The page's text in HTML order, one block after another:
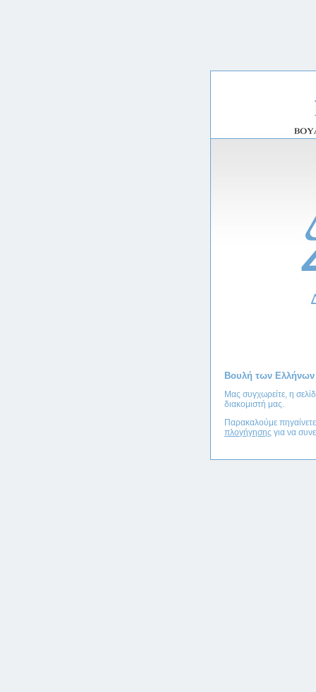
Βουλή των Ελλήνων
Μας συγχωρείτε, η
διακομιστή μας.
Παρακαλούμε
πλογήγησης για να